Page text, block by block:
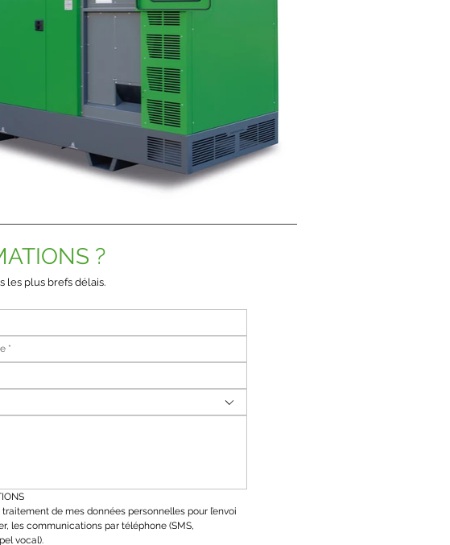
?
les plus brefs délais.
de mes données personnelles pour l’envoi
les communications par téléphone (SMS,
vocal).